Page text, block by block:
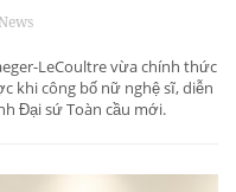
LeCoultre vừa chính thức
khi công bố nữ nghệ sĩ, diễn
Đại sứ Toàn cầu mới.